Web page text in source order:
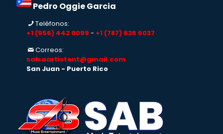
Pedro Oggie Garcia
Teléfonos:
+1 (956) 442 0099 - +1 (787) 626 6037
Correos:
salsaartistent@gmail.com
San Juan - Puerto Rico